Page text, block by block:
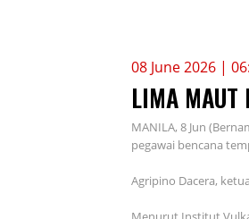
08 June 2026 |
LIMA MAUT
MANILA, 8 Jun
pegawai bencana
Agripino Dacera,